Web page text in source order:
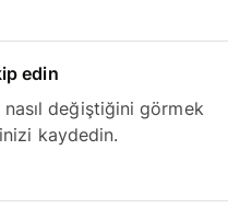
edin
değiştiğini görmek
kaydedin.